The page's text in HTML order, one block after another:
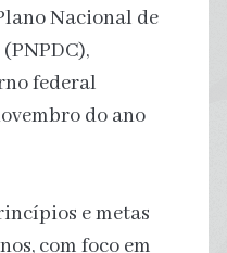
Nacional de
federal
do ano
e metas
com foco em